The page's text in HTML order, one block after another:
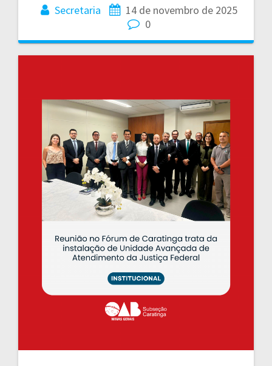
Secretaria
14 de novembro de 2025
0